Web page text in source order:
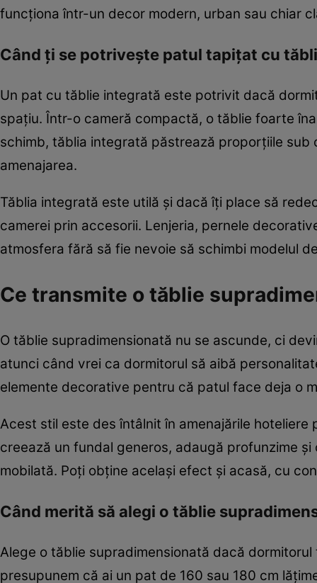
funcționa într-un decor modern, urban sau chiar
Când ți se potrivește patul tapițat cu
Un pat cu tăblie integrată este potrivit dacă
spațiu. Într-o cameră compactă, o tăblie foarte
schimb, tăblia integrată păstrează proporțiile
amenajarea.
Tăblia integrată este utilă și dacă îți place să
camerei prin accesorii. Lenjeria, pernele
atmosfera fără să fie nevoie să schimbi modelul
Ce transmite o tăblie
O tăblie supradimensionată nu se ascunde, ci
atunci când vrei ca dormitorul să aibă
elemente decorative pentru că patul face deja o
Acest stil este des întâlnit în amenajările
creează un fundal generos, adaugă profunzime
mobilată. Poți obține același efect și acasă, cu
Când merită să alegi o tăblie
Alege o tăblie supradimensionată dacă
presupunem că ai un pat de 160 sau 180 cm